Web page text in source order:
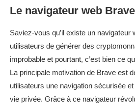
Le navigateur web Brave
Saviez-vous qu’il existe un navigateur
utilisateurs de générer des
improbable et pourtant, c’est bien ce
La principale motivation de Brave est
utilisateurs une navigation sécurisée
vie privée. Grâce à ce navigateur